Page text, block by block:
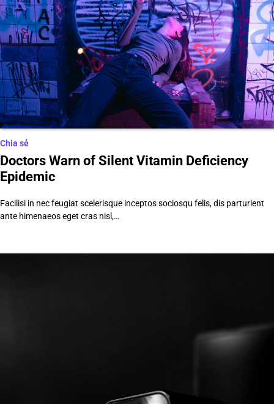
Chia sẻ
Doctors Warn of Silent Vitamin Deficiency
Epidemic
Facilisi in nec feugiat scelerisque inceptos sociosqu felis, dis parturient
ante himenaeos eget cras nisl,…